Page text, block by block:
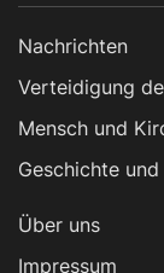
Nachrichten
Verteidigung
Mensch und
Geschichte
Über uns
Impressum